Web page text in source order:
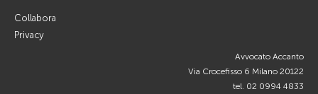
Collabora
Privacy
Avvocato Accanto
Via Crocefisso 6 Milano 20122
tel. 02 0994 4833